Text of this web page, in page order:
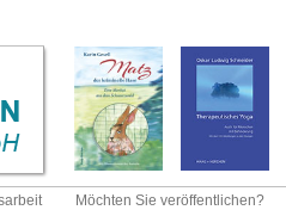
Möchten Sie veröffentlichen?